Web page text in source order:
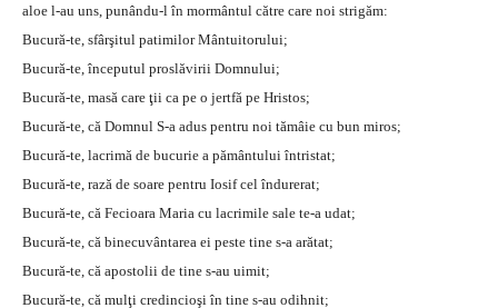
aloe l-au uns, punându-l în mormântul către care noi strigăm:
Bucură-te, sfârşitul patimilor Mântuitorului;
Bucură-te, începutul proslăvirii Domnului;
Bucură-te, masă care ţii ca pe o jertfă pe Hristos;
Bucură-te, că Domnul S-a adus pentru noi tămâie cu bun miros;
Bucură-te, lacrimă de bucurie a pământului întristat;
Bucură-te, rază de soare pentru Iosif cel îndurerat;
Bucură-te, că Fecioara Maria cu lacrimile sale te-a udat;
Bucură-te, că binecuvântarea ei peste tine s-a arătat;
Bucură-te, că apostolii de tine s-au uimit;
Bucură-te, că mulţi credincioşi în tine s-au odihnit;